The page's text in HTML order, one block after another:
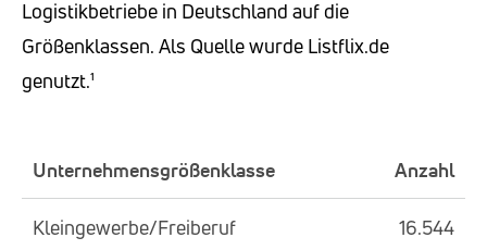
Logistikbetriebe in Deutschland auf die
Größenklassen. Als Quelle wurde Listflix.de
genutzt.¹
Unternehmensgrößenklasse Anzahl
Kleingewerbe/Freiberuf 16.544